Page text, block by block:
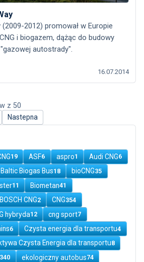
(2009-2012) promował w Europie
i biogazem, dążąc do budowy
autostrady".
16.07.2014
z 50
Nastepna
19 ASF6 aspro1 Audi CNG6
Baltic Biogas Bus18 bioCNG35
11 Biometan41
CNG2 CNG354
hybryda12 cng sport7
6 Czysta energia dla transportu4
Czysta Energia dla transportu8
340 ekologiczny autobus74